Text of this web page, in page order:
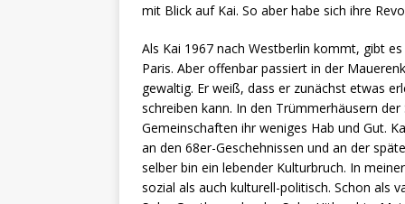
mit Blick auf Kai. So aber habe sich ihre
Als Kai 1967 nach Westberlin kommt, gibt
Paris. Aber offenbar passiert in der
gewaltig. Er weiß, dass er zunächst etwas
schreiben kann. In den Trümmerhäusern
Gemeinschaften ihr weniges Hab und Gut.
an den 68er-Geschehnissen und an der
selber bin ein lebender Kulturbruch. In
sozial als auch kulturell-politisch. Schon als